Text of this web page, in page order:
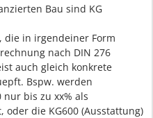
Bau sind KG
die in irgendeiner Form
nach DIN 276
auch gleich konkrete
Bspw. werden
bis zu xx% als
die KG600 (Ausstattung)